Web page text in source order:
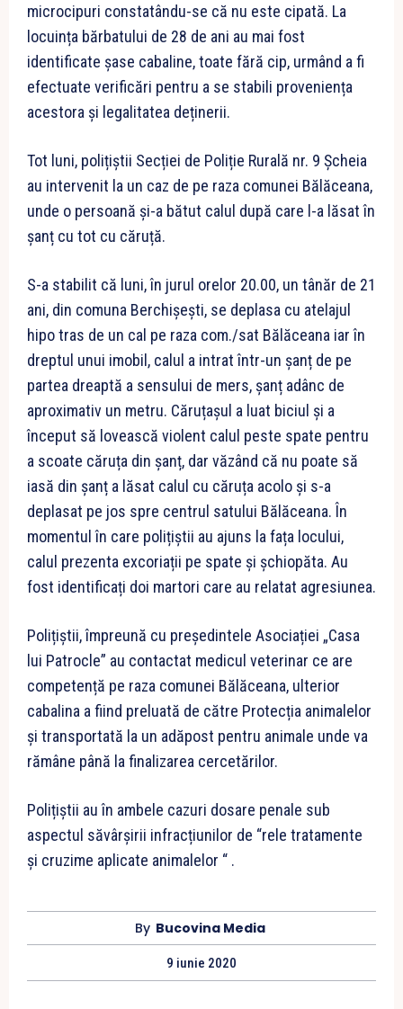
microcipuri constatându-se că nu este cipată. La
locuința bărbatului de 28 de ani au mai fost
identificate șase cabaline, toate fără cip, urmând a fi
efectuate verificări pentru a se stabili proveniența
acestora și legalitatea deținerii.
Tot luni, polițiștii Secției de Poliție Rurală nr. 9 Șcheia
au intervenit la un caz de pe raza comunei Bălăceana,
unde o persoană și-a bătut calul după care l-a lăsat în
șanț cu tot cu căruță.
S-a stabilit că luni, în jurul orelor 20.00, un tânăr de 21
ani, din comuna Berchișești, se deplasa cu atelajul
hipo tras de un cal pe raza com./sat Bălăceana iar în
dreptul unui imobil, calul a intrat într-un șanț de pe
partea dreaptă a sensului de mers, șanț adânc de
aproximativ un metru. Căruțașul a luat biciul și a
început să lovească violent calul peste spate pentru
a scoate căruța din șanț, dar văzând că nu poate să
iasă din șanț a lăsat calul cu căruța acolo și s-a
deplasat pe jos spre centrul satului Bălăceana. În
momentul în care polițiștii au ajuns la fața locului,
calul prezenta excoriații pe spate și șchiopăta. Au
fost identificați doi martori care au relatat agresiunea.
Polițiștii, împreună cu președintele Asociației „Casa
lui Patrocle” au contactat medicul veterinar ce are
competență pe raza comunei Bălăceana, ulterior
cabalina a fiind preluată de către Protecția animalelor
și transportată la un adăpost pentru animale unde va
rămâne până la finalizarea cercetărilor.
Polițiștii au în ambele cazuri dosare penale sub
aspectul săvârşirii infracțiunilor de “rele tratamente
și cruzime aplicate animalelor “ .
By Bucovina Media
9 iunie 2020